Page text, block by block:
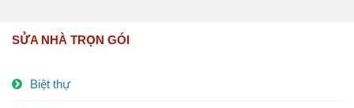
SỬA NHÀ TRỌN GÓI
Biệt thự